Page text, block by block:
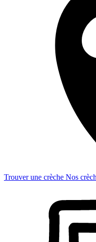
Trouver une crèche Nos